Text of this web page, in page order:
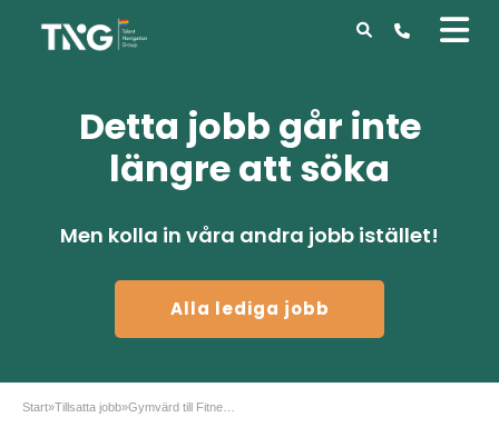
Detta jobb går inte
längre att söka
Men kolla in våra andra jobb istället!
Alla lediga jobb
Start»Tillsatta jobb»